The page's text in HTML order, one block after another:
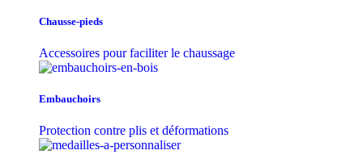
Chausse-pieds
Accessoires pour faciliter le chaussage
Embauchoirs
Protection contre plis et déformations